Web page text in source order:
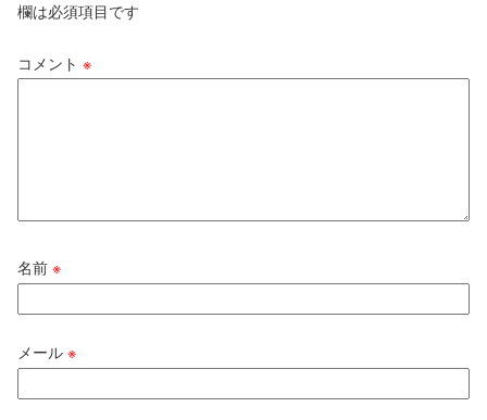
欄は必須項目です
コメント ※
名前※
メール※